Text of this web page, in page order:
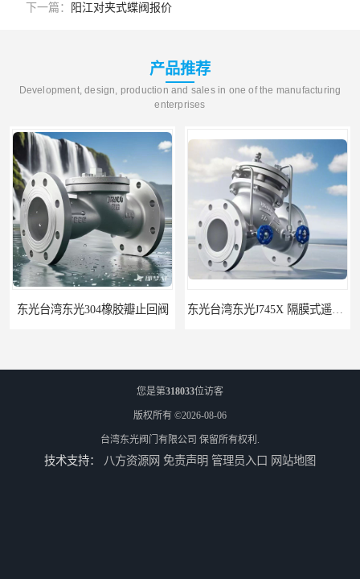
下一篇： 阳江对夹式蝶阀报价
产品推荐
Development, design, production and sales in one of the manufacturing
enterprises
东光台湾东光304橡胶瓣止回阀
您是第318033位访客
版权所有 ©2026-08-06
台湾东光阀门有限公司 保留所有权利.
技术支持： 八方资源网 免责声明 管理员入口 网站地图